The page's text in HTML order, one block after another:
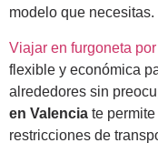
modelo que necesitas.
Viajar en furgoneta
flexible y económica
alrededores sin
en Valencia te
restricciones de